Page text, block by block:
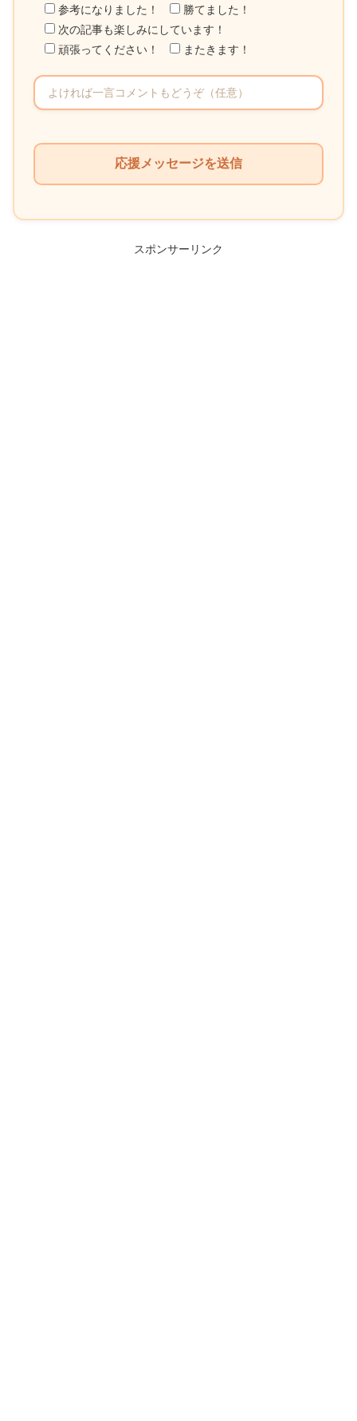
参考になりました！
勝てました！
次の記事も楽しみにしています！
頑張ってください！
またきます！
フ
ー
スポンサーリンク